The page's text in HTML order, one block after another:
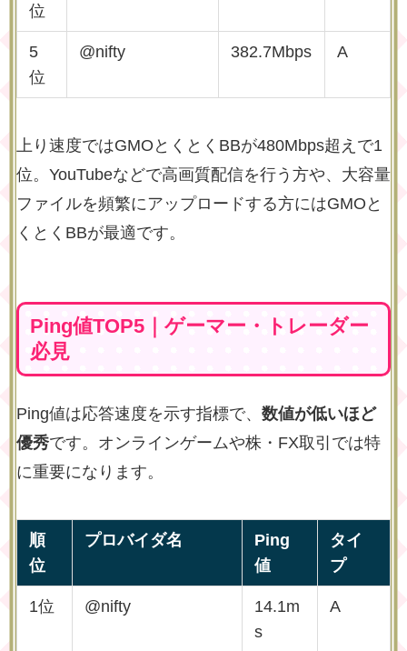
位
5
位
@nifty 382.7Mbps A
上り速度ではGMOとくとくBBが480Mbps超えで1
位。YouTubeなどで高画質配信を行う方や、大容量
ファイルを頻繁にアップロードする方にはGMOと
くとくBBが最適です。
Ping値TOP5｜ゲーマー・トレーダー
必見
Ping値は応答速度を示す指標で、 数値が低いほど
優秀です。オンラインゲームや株・FX取引では特
に重要になります。
順
位
プロバイダ名
Ping
値
タイ
プ
1位 @nifty
14.1m
s
A